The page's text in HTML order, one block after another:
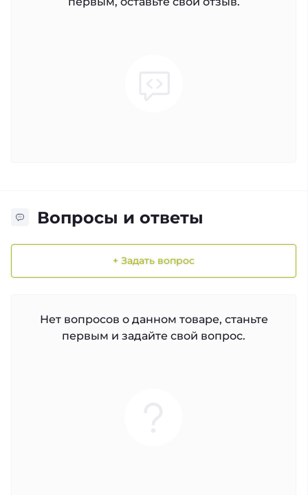
Вопросы и ответы
+ Задать вопрос
Нет вопросов о данном товаре, станьте
первым и задайте свой вопрос.